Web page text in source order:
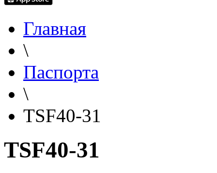
Главная
\
Паспорта
\
TSF40-31
TSF40-31